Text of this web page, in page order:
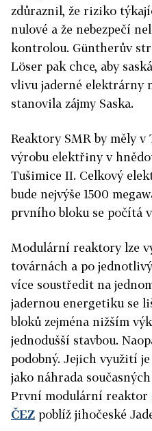
zdůraznil, že riziko
nulové a že nebezpečí
kontrolou. Güntherův
Löser pak chce, aby
vlivu jaderné elektrárny
stanovila zájmy Saska.
Reaktory SMR by měly
výrobu elektřiny v
Tušimice II. Celkový
bude nejvýše 1500
prvního bloku se počítá
Modulární reaktory lze
továrnách a po
více soustředit na
jadernou energetiku se
bloků zejména nižším
jednodušší stavbou.
podobný. Jejich využití
jako náhrada
První modulární reaktor
ČEZ poblíž jihočeské